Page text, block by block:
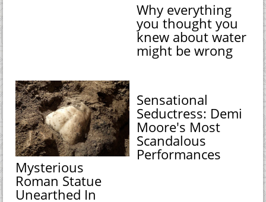
Why everything
you thought you
knew about water
might be wrong
Mysterious
Roman Statue
Unearthed In
Sensational
Seductress: Demi
Moore's Most
Scandalous
Performances